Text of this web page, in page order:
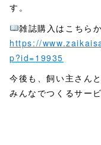
す。
雑誌購入はこちらか
https://
p?id=19935
今後も、飼い主さん
みんなでつくるサー